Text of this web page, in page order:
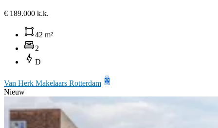
€ 189.000 k.k.
42 m²
2
D
Van Herk Makelaars Rotterdam
Nieuw